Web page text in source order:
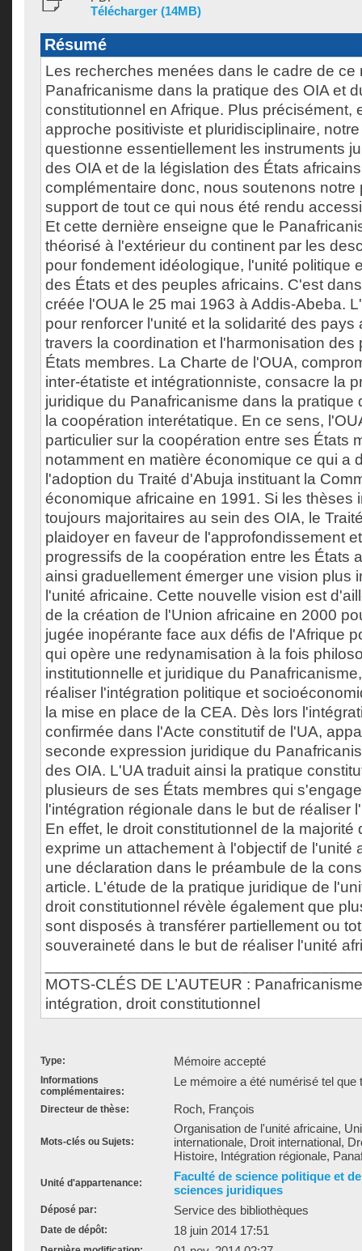
Télécharger (14MB)
Résumé
Les recherches menées dans le cadre de ce
Panafricanisme dans la pratique des OIA et
constitutionnel en Afrique. Plus précisément,
approche positiviste et pluridisciplinaire,
questionne essentiellement les instruments
des OIA et de la législation des États
complémentaire donc, nous soutenons notre
support de tout ce qui nous été rendu
Et cette dernière enseigne que le
théorisé à l'extérieur du continent par les
pour fondement idéologique, l'unité politique
des États et des peuples africains. C'est
créée l'OUA le 25 mai 1963 à Addis-Abeba.
pour renforcer l'unité et la solidarité des pays
travers la coordination et l'harmonisation des
États membres. La Charte de l'OUA,
inter-étatiste et intégrationniste, consacre la
juridique du Panafricanisme dans la pratique
la coopération interétatique. En ce sens,
particulier sur la coopération entre ses États
notamment en matière économique ce qui a
l'adoption du Traité d'Abuja instituant la
économique africaine en 1991. Si les thèses
toujours majoritaires au sein des OIA, le
plaidoyer en faveur de l'approfondissement
progressifs de la coopération entre les États
ainsi graduellement émerger une vision plus
l'unité africaine. Cette nouvelle vision est
de la création de l'Union africaine en 2000
jugée inopérante face aux défis de l'Afrique
qui opère une redynamisation à la fois
institutionnelle et juridique du
réaliser l'intégration politique et
la mise en place de la CEA. Dès lors
confirmée dans l'Acte constitutif de l'UA,
seconde expression juridique du
des OIA. L'UA traduit ainsi la pratique
plusieurs de ses États membres qui
l'intégration régionale dans le but de réaliser
En effet, le droit constitutionnel de la majorité
exprime un attachement à l'objectif de l'unité
une déclaration dans le préambule de la
article. L'étude de la pratique juridique de
droit constitutionnel révèle également que
sont disposés à transférer partiellement ou
souveraineté dans le but de réaliser l'unité
MOTS-CLÉS DE L’AUTEUR :
intégration, droit constitutionnel
Type: Mémoire accepté
Informations
complémentaires:
Le mémoire a été numérisé tel que
Directeur de thèse: Roch, François
Mots-clés ou Sujets:
Organisation de l'unité africaine,
internationale, Droit international,
Histoire, Intégration régionale,
Unité d'appartenance:
Faculté de science politique et
sciences juridiques
Déposé par: Service des bibliothèques
Date de dépôt: 18 juin 2014 17:51